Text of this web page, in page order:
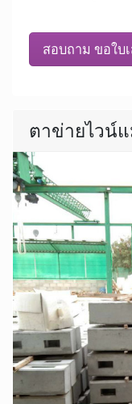
สอบถาม ขอใบ
ตาข่ายไวน์